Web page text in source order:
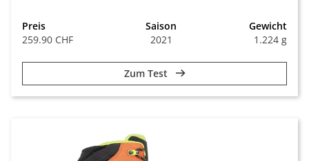
Preis
259.90 CHF
Saison
2021
Gewicht
1.224 g
Zum Test